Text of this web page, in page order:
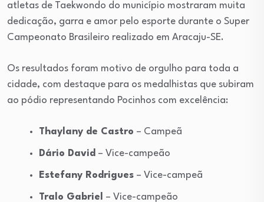
atletas de Taekwondo do município mostraram muita
dedicação, garra e amor pelo esporte durante o Super
Campeonato Brasileiro realizado em Aracaju-SE.
Os resultados foram motivo de orgulho para toda a
cidade, com destaque para os medalhistas que subiram
ao pódio representando Pocinhos com excelência:
Thaylany de Castro – Campeã
Dário David – Vice-campeão
Estefany Rodrigues – Vice-campeã
Tralo Gabriel – Vice-campeão